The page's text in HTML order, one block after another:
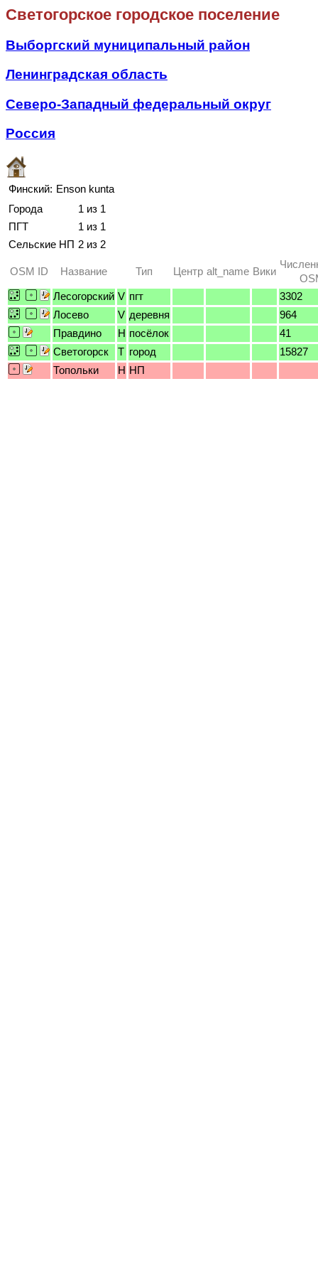
Светогорское городское поселение
Выборгский муниципальный район
Ленинградская область
Северо-Западный федеральный округ
Россия
Финский: Enson kunta
Города
1 из 1
ПГТ
1 из 1
Сельские НП 2 из 2
OSM ID Название Тип Центр alt_name Вики
Лесогорский V пгт
3302
Лосево
V деревня
964
Правдино
H посёлок
41
Светогорск
T город
15827
Топольки
H НП